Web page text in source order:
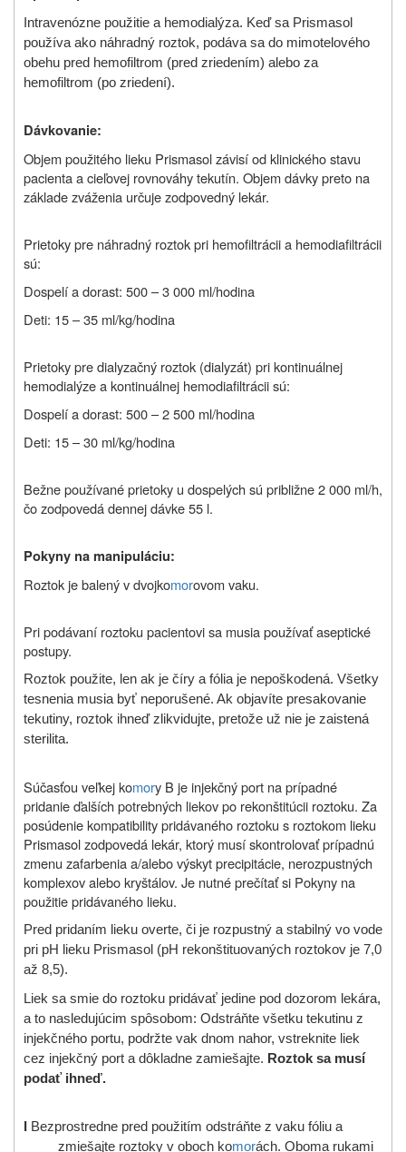
Intravenózne použitie a hemodialýza. Keď sa Prismasol
používa ako náhradný roztok, podáva sa do mimotelového
obehu pred hemofiltrom (pred zriedením) alebo za
hemofiltrom (po zriedení).
Dávkovanie:
Objem použitého lieku Prismasol závisí od klinického stavu
pacienta a cieľovej rovnováhy tekutín. Objem dávky preto na
základe zváženia určuje zodpovedný lekár.
Prietoky pre náhradný roztok pri hemofiltrácii a hemodiafiltrácii
sú:
Dospelí a dorast: 500 – 3 000 ml/hodina
Deti: 15 – 35 ml/kg/hodina
Prietoky pre dialyzačný roztok (dialyzát) pri kontinuálnej
hemodialýze a kontinuálnej hemodiafiltrácii sú:
Dospelí a dorast: 500 – 2 500 ml/hodina
Deti: 15 – 30 ml/kg/hodina
Bežne používané prietoky u dospelých sú približne 2 000 ml/h,
čo zodpovedá dennej dávke 55 l.
Pokyny na manipuláciu:
Roztok je balený v dvojkomorovom vaku.
Pri podávaní roztoku pacientovi sa musia používať aseptické
postupy.
Roztok použite, len ak je číry a fólia je nepoškodená. Všetky
tesnenia musia byť neporušené. Ak objavíte presakovanie
tekutiny, roztok ihneď zlikvidujte, pretože už nie je zaistená
sterilita.
Súčasťou veľkej komory B je injekčný port na prípadné
pridanie ďalších potrebných liekov po rekonštitúcii roztoku. Za
posúdenie kompatibility pridávaného roztoku s roztokom lieku
Prismasol zodpovedá lekár, ktorý musí skontrolovať prípadnú
zmenu zafarbenia a/alebo výskyt precipitácie, nerozpustných
komplexov alebo kryštálov. Je nutné prečítať si Pokyny na
použitie pridávaného lieku.
Pred pridaním lieku overte, či je rozpustný a stabilný vo vode
pri pH lieku Prismasol (pH rekonštituovaných roztokov je 7,0
až 8,5).
Liek sa smie do roztoku pridávať jedine pod dozorom lekára,
a to nasledujúcim spôsobom: Odstráňte všetku tekutinu z
injekčného portu, podržte vak dnom nahor, vstreknite liek
cez injekčný port a dôkladne zamiešajte. Roztok sa musí
podať ihneď.
Bezprostredne pred použitím odstráňte z vaku fóliu a
zmiešajte roztoky v oboch komorách. Oboma rukami